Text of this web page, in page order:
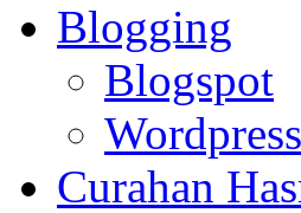
Blogging
Blogspot
Wordpress
Curahan